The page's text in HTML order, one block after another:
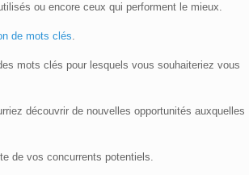
ou encore ceux qui performent le mieux.
de mots clés.
mots clés pour lesquels vous souhaiteriez vous
découvrir de nouvelles opportunités auxquelles
de vos concurrents potentiels.